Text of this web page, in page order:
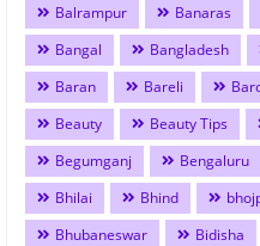
Balrampur
Banaras
Bangal
Bangladesh
Baran
Bareli
Beauty
Beauty Tips
Begumganj
Bengaluru
Bhilai
Bhind
Bhubaneswar
Bidisha